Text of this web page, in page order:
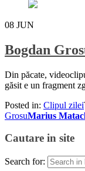
08 JUN
Bogdan
Din păcate,
găsit e un fragment
Posted in: Clipul zilei
GrosuMarius
Cautare in site
Search for: